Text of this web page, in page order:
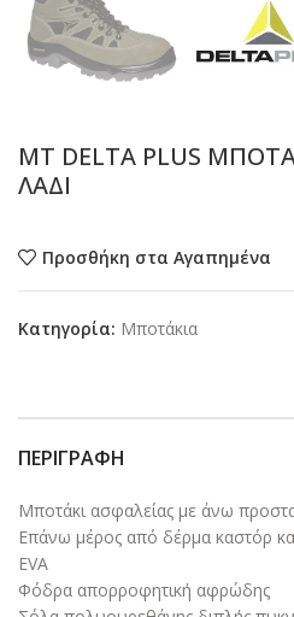
MT DELTA PLUS
ΛΑΔΙ
Προσθήκη στα Αγαπημένα
Κατηγορία: Μποτάκια
ΠΕΡΙΓΡΑΦΉ
Μποτάκι ασφαλείας με άνω
Επάνω μέρος από δέρμα καστόρ
EVA
Φόδρα απορροφητική αφρώδης